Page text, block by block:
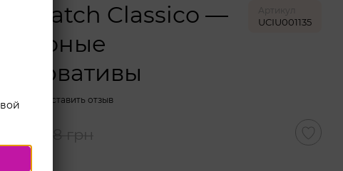
Match Classico —
Артикул
UCIU001135
Оставить отзыв
28 грн